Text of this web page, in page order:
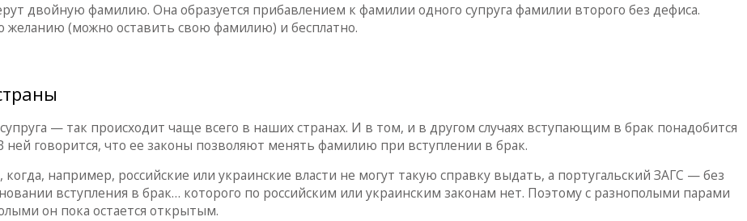
двойную фамилию. Она образуется прибавлением к фамилии одного супруга фамилии второго без дефиса.
(можно оставить свою фамилию) и бесплатно.
— так происходит чаще всего в наших странах. И в том, и в другом случаях вступающим в брак понадобится
ней говорится, что ее законы позволяют менять фамилию при вступлении в брак.
например, российские или украинские власти не могут такую справку выдать, а португальский ЗАГС — без
вступления в брак… которого по российским или украинским законам нет. Поэтому с разнополыми парами
он пока остается открытым.